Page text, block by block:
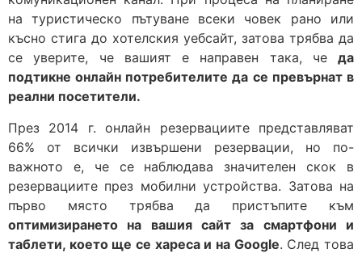
на туристическо пътуване всеки човек рано или
късно стига до хотелския уебсайт, затова трябва да
се уверите, че вашият е направен така, че да
подтикне онлайн потребителите да се превърнат в
реални посетители.
През 2014 г. онлайн резервациите представляват
66% от всички извършени резервации, но по-
важното е, че се наблюдава значителен скок в
резервациите през мобилни устройства. Затова на
първо място трябва да пристъпите към
оптимизирането на вашия сайт за смартфони и
таблети, което ще се хареса и на Google. След това